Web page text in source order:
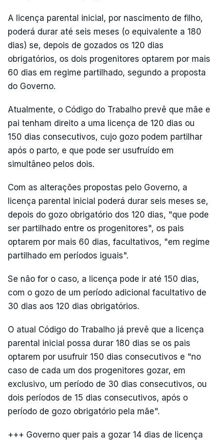
A licença parental inicial, por nascimento de filho,
poderá durar até seis meses (o equivalente a 180
dias) se, depois de gozados os 120 dias
obrigatórios, os dois progenitores optarem por mais
60 dias em regime partilhado, segundo a proposta
do Governo.
Atualmente, o Código do Trabalho prevê que mãe e
pai tenham direito a uma licença de 120 dias ou
150 dias consecutivos, cujo gozo podem partilhar
após o parto, e que pode ser usufruído em
simultâneo pelos dois.
Com as alterações propostas pelo Governo, a
licença parental inicial poderá durar seis meses se,
depois do gozo obrigatório dos 120 dias, "que pode
ser partilhado entre os progenitores", os pais
optarem por mais 60 dias, facultativos, "em regime
partilhado em períodos iguais".
Se não for o caso, a licença pode ir até 150 dias,
com o gozo de um período adicional facultativo de
30 dias aos 120 dias obrigatórios.
O atual Código do Trabalho já prevê que a licença
parental inicial possa durar 180 dias se os pais
optarem por usufruir 150 dias consecutivos e "no
caso de cada um dos progenitores gozar, em
exclusivo, um período de 30 dias consecutivos, ou
dois períodos de 15 dias consecutivos, após o
período de gozo obrigatório pela mãe".
+++ Governo quer pais a gozar 14 dias de licença